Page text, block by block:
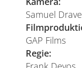
Samuel
GAP Films
Regie: